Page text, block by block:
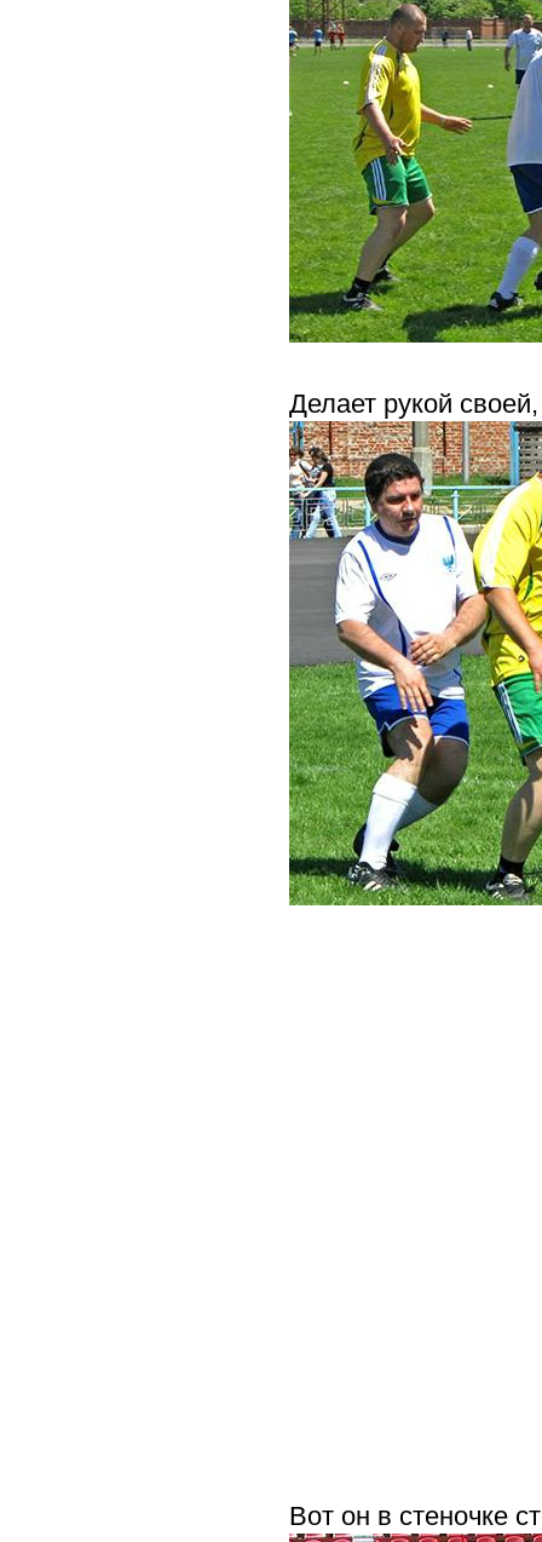
Делает рукой
Вот он в стеночке